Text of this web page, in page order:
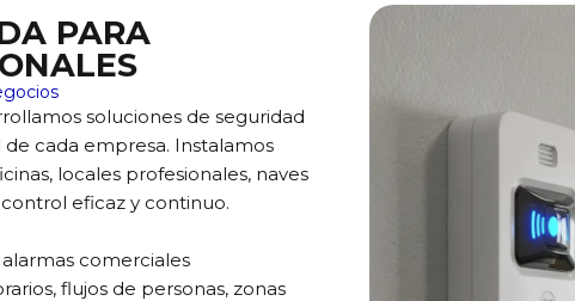
PARA
soluciones de seguridad
cada empresa. Instalamos
locales profesionales, naves
eficaz y continuo.
comerciales
flujos de personas, zonas